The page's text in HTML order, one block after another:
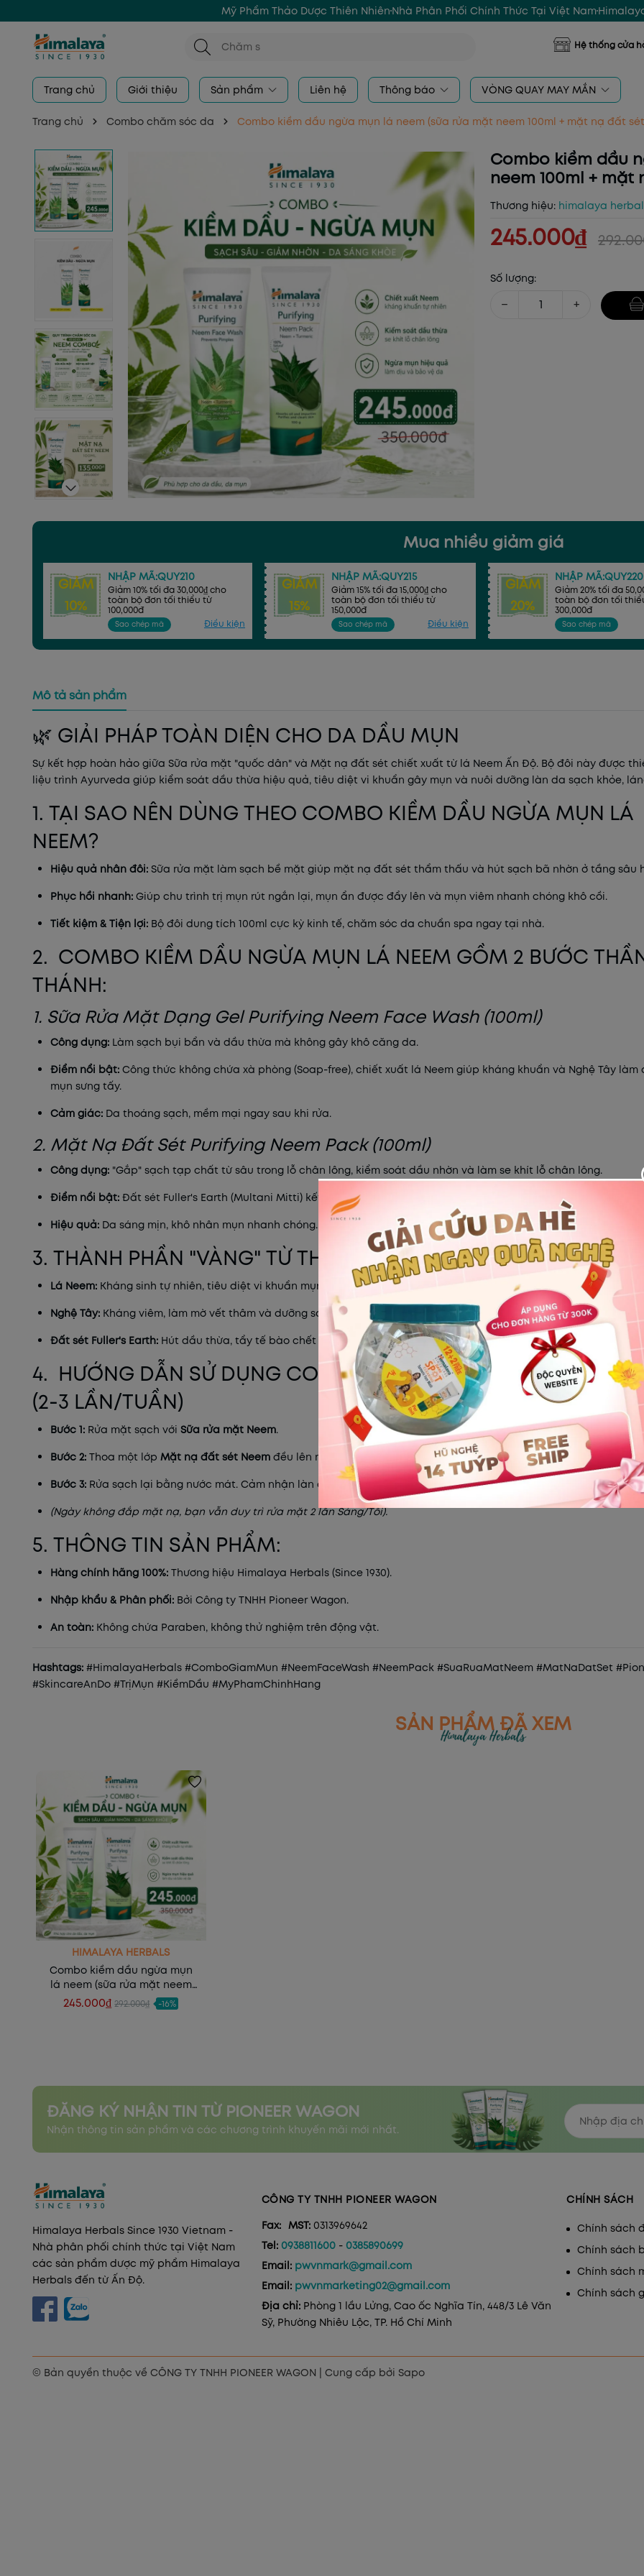
Mỹ Phẩm Thảo Dược Thiên Nhiên Nhà Phân Phối Chính Thức Tại Việt Nam
Hệ thống cửa
Trang chủ Giới thiệu Sản phẩm Liên hệ Thông báo VÒNG QUAY MAY MẮN
Trang chủ Combo chăm sóc da Combo kiềm dầu ngừa mụn lá neem (sữa rửa mặt neem 100ml + mặt nạ đất
Combo kiềm dầu
neem 100ml + mặt
Thương hiệu: himalaya
245.000₫
Số lượng:
− +
Mua nhiều giảm giá
GIẢM
10%
NHẬP MÃ:QUY210
Giảm 10% tối đa 30,000₫ cho
toàn bộ đơn tối thiểu từ
100,000đ
Sao chép mã Điều kiện
GIẢM
15%
NHẬP MÃ:QUY215
Giảm 15% tối đa 15,000₫ cho
toàn bộ đơn tối thiểu từ
150,000đ
Sao chép mã Điều kiện
GIẢM
20%
NHẬP MÃ:QUY220
Giảm 20% tối đa
toàn bộ đơn tối
300,000đ
Sao chép mã
Mô tả sản phẩm
🌿 GIẢI PHÁP TOÀN DIỆN CHO DA DẦU MỤN
Sự kết hợp hoàn hảo giữa Sữa rửa mặt "quốc dân" và Mặt nạ đất sét chiết xuất từ lá Neem Ấn Độ. Bộ đôi này được
liệu trình Ayurveda giúp kiểm soát dầu thừa hiệu quả, tiêu diệt vi khuẩn gây mụn và nuôi dưỡng làn da sạch khỏe,
1. TẠI SAO NÊN DÙNG THEO COMBO KIỀM DẦU NGỪA MỤN LÁ
NEEM?
Hiệu quả nhân đôi: Sữa rửa mặt làm sạch bề mặt giúp mặt nạ đất sét thẩm thấu và hút sạch bã nhờn ở tầng sâu
Phục hồi nhanh: Giúp chu trình trị mụn rút ngắn lại, mụn ẩn được đẩy lên và mụn viêm nhanh chóng khô cồi.
Tiết kiệm & Tiện lợi: Bộ đôi dung tích 100ml cực kỳ kinh tế, chăm sóc da chuẩn spa ngay tại nhà.
2. COMBO KIỀM DẦU NGỪA MỤN LÁ NEEM GỒM 2 BƯỚC
THÁNH:
1. Sữa Rửa Mặt Dạng Gel Purifying Neem Face Wash (100ml)
Công dụng: Làm sạch bụi bẩn và dầu thừa mà không gây khô căng da.
Điểm nổi bật: Công thức không chứa xà phòng (Soap-free), chiết xuất lá Neem giúp kháng khuẩn và Nghệ Tây
mụn sưng tấy.
Cảm giác: Da thoáng sạch, mềm mại ngay sau khi rửa.
2. Mặt Nạ Đất Sét Purifying Neem Pack (100ml)
Công dụng: "Gắp" sạch tạp chất từ sâu trong lỗ chân lông, kiểm soát dầu nhờn và làm se khít lỗ chân lông.
Điểm nổi bật: Đất sét Fuller's Earth (Multani Mitti) kết hợp cùng lá Neem giúp làm mát da, thải độc và ngăn ngừa
Hiệu quả: Da sáng mịn, khô nhân mụn nhanh chóng.
3. THÀNH PHẦN "VÀNG" TỪ THIÊN NHIÊN
Lá Neem: Kháng sinh tự nhiên, tiêu diệt vi khuẩn mụn tận gốc.
Nghệ Tây: Kháng viêm, làm mờ vết thâm và dưỡng sáng da.
Đất sét Fuller's Earth: Hút dầu thừa, tẩy tế bào chết nhẹ nhàng và làm mát da tức thì.
4. HƯỚNG DẪN SỬ DỤNG COMBO KIỀM DẦU NGỪA MỤN LÁ
(2-3 LẦN/TUẦN)
Bước 1: Rửa mặt sạch với Sữa rửa mặt Neem.
Bước 2: Thoa một lớp Mặt nạ đất sét Neem đều lên mặt (tránh vùng mắt). Để khô tự nhiên trong 10-15 phút.
Bước 3: Rửa sạch lại bằng nước mát. Cảm nhận làn da sạch bong, thông thoáng.
(Ngày không đắp mặt nạ, bạn vẫn duy trì rửa mặt 2 lần Sáng/Tối).
5. THÔNG TIN SẢN PHẨM:
Hàng chính hãng 100%: Thương hiệu Himalaya Herbals (Since 1930).
Nhập khẩu & Phân phối: Bởi Công ty TNHH Pioneer Wagon.
An toàn: Không chứa Paraben, không thử nghiệm trên động vật.
Hashtags: #HimalayaHerbals #ComboGiamMun #NeemFaceWash #NeemPack #SuaRuaMatNeem #MatNaDatSet
#SkincareAnDo #TrịMụn #KiềmDầu #MyPhamChinhHang
SẢN PHẨM ĐÃ XEM
HIMALAYA HERBALS
Combo kiềm dầu ngừa mụn
lá neem (sữa rửa mặt neem
100ml + mặt nạ đất sét neem
245.000₫ 292.000₫ -16%
ĐĂNG KÝ NHẬN TIN TỪ PIONEER WAGON
Nhận thông tin sản phẩm và các chương trình khuyến mãi mới nhất.
Himalaya Herbals Since 1930 Vietnam -
Nhà phân phối chính thức tại Việt Nam
các sản phẩm dược mỹ phẩm Himalaya
Herbals đến từ Ấn Độ.
CÔNG TY TNHH PIONEER WAGON
Fax: MST: 0313969642
Tel: 0938811600 - 0385890699
Email: pwvnmark@gmail.com
Email: pwvnmarketing02@gmail.com
Địa chỉ: Phòng 1 lầu Lửng, Cao ốc Nghĩa Tín, 448/3 Lê Văn
Sỹ, Phường Nhiêu Lộc, TP. Hồ Chí Minh
CHÍNH SÁCH
Chính sách
Chính sách
Chính sách
Chính sách
© Bản quyền thuộc về CÔNG TY TNHH PIONEER WAGON Cung cấp bởi Sapo